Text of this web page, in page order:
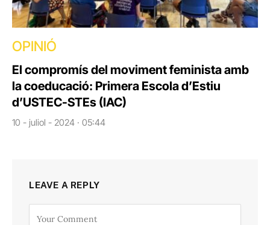
OPINIÓ
El compromís del moviment feminista amb
la coeducació: Primera Escola d’Estiu
d’USTEC-STEs (IAC)
10 - juliol - 2024 · 05:44
LEAVE A REPLY